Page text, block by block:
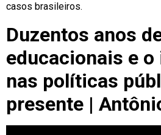
casos brasileiros.
Duzentos anos
educacionais e
nas políticas
presente |